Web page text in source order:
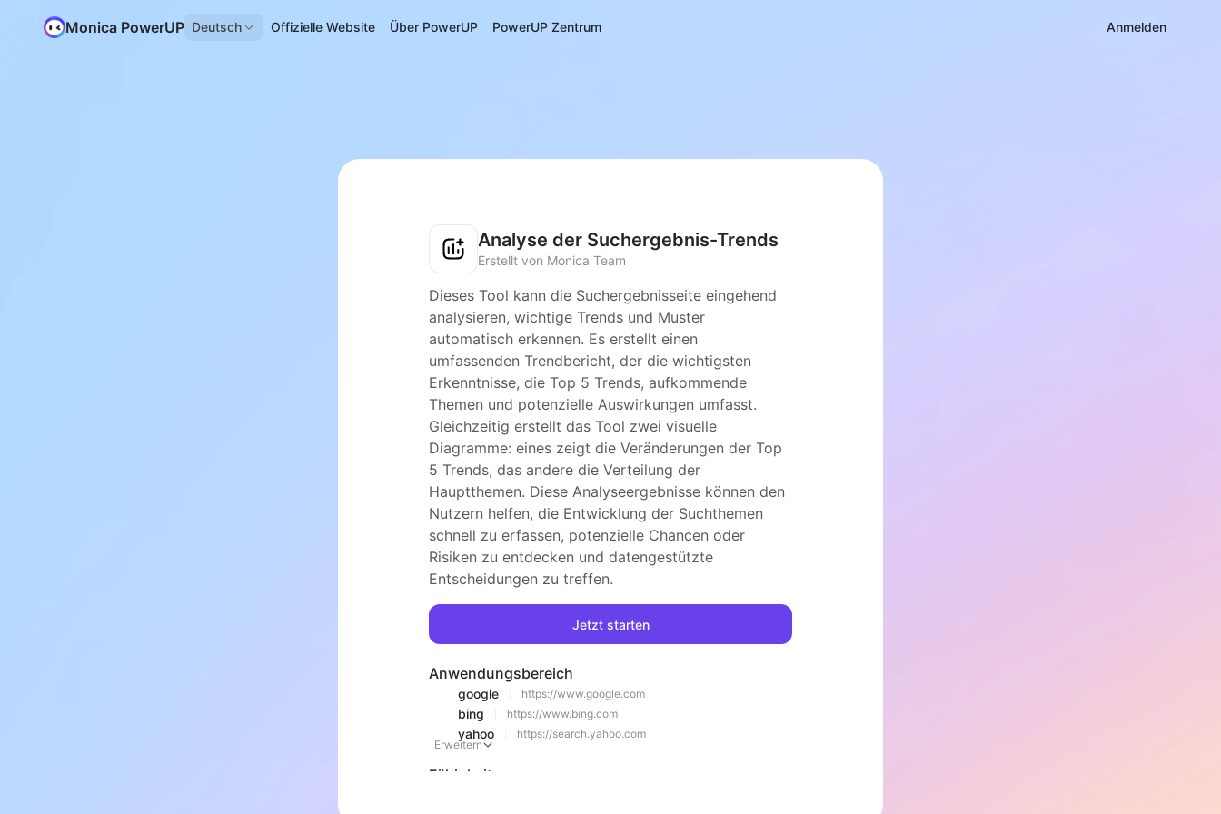
Monica PowerUP Deutsch Offizielle Website Über PowerUP PowerUP Zentrum Anmelden
Analyse der Suchergebnis-Trends
Erstellt von Monica Team
Dieses Tool kann die Suchergebnisseite eingehend
analysieren, wichtige Trends und Muster
automatisch erkennen. Es erstellt einen
umfassenden Trendbericht, der die wichtigsten
Erkenntnisse, die Top 5 Trends, aufkommende
Themen und potenzielle Auswirkungen umfasst.
Gleichzeitig erstellt das Tool zwei visuelle
Diagramme: eines zeigt die Veränderungen der Top
5 Trends, das andere die Verteilung der
Hauptthemen. Diese Analyseergebnisse können den
Nutzern helfen, die Entwicklung der Suchthemen
schnell zu erfassen, potenzielle Chancen oder
Risiken zu entdecken und datengestützte
Entscheidungen zu treffen.
Jetzt starten
Anwendungsbereich
google https://www.google.com
bing https://www.bing.com
yahoo
https://search.yahoo.com
Erweitern
Fähigkeiten